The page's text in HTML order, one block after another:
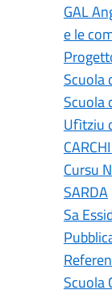
GAL
e le
Scuola
Scuola
Ufìtziu
Cursu
SARDA
Sa
Scuola